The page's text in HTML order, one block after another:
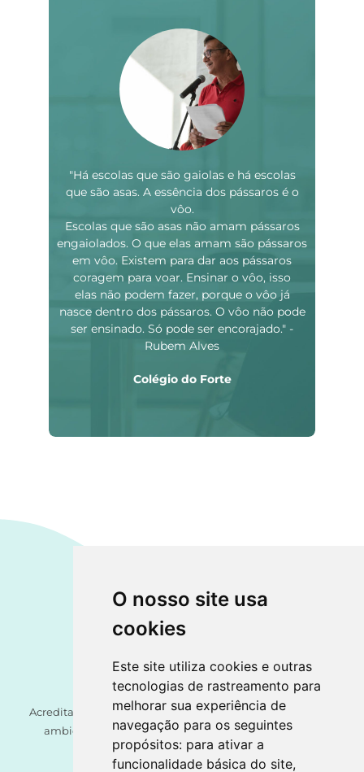
O nosso site usa
cookies
Este site utiliza cookies e outras
tecnologias de rastreamento para
melhorar sua experiência de
navegação para os seguintes
propósitos: para ativar a
funcionalidade básica do site,
"Há escolas que são gaiolas e há escolas
que são asas. A essência dos pássaros é o
vôo.
Escolas que são asas não amam pássaros
engaiolados. O que elas amam são pássaros
em vôo. Existem para dar aos pássaros
coragem para voar. Ensinar o vôo, isso
elas não podem fazer, porque o vôo já
nasce dentro dos pássaros. O vôo não pode
ser ensinado. Só pode ser encorajado." -
Rubem Alves
Colégio do Forte
Acreditamos ser um direito de cada criança o acesso a um
ambiente seguro, assente num princípio orientador:
Crescer Forte pelos Afetos.